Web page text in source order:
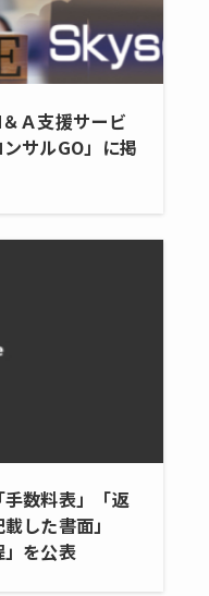
Ａ支援サービ
サルGO」に掲
手数料表」「返
した書面」
」を公表